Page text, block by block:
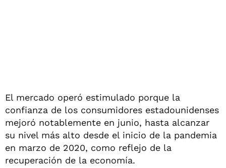
El mercado operó estimulado porque la
confianza de los consumidores estadounidenses
mejoró notablemente en junio, hasta alcanzar
su nivel más alto desde el inicio de la pandemia
en marzo de 2020, como reflejo de la
recuperación de la economía.